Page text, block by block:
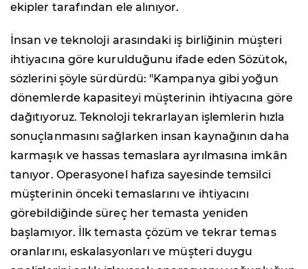
ekipler tarafından ele alınıyor.
İnsan ve teknoloji arasındaki iş birliğinin müşteri
ihtiyacına göre kurulduğunu ifade eden Sözütok,
sözlerini şöyle sürdürdü: "Kampanya gibi yoğun
dönemlerde kapasiteyi müşterinin ihtiyacına göre
dağıtıyoruz. Teknoloji tekrarlayan işlemlerin hızla
sonuçlanmasını sağlarken insan kaynağının daha
karmaşık ve hassas temaslara ayrılmasına imkân
tanıyor. Operasyonel hafıza sayesinde temsilci
müşterinin önceki temaslarını ve ihtiyacını
görebildiğinde süreç her temasta yeniden
başlamıyor. İlk temasta çözüm ve tekrar temas
oranlarını, eskalasyonları ve müşteri duygu